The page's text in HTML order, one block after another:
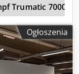
dane
Sprzedawca nie
Y: 1 550 mm
180 kN
Trumatic 7000
Ogłoszenia